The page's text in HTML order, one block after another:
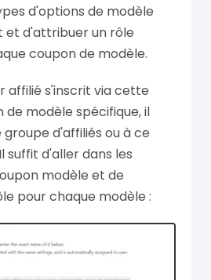
d'options de modèle
et d'attribuer un rôle
coupon de modèle.
affilié s'inscrit via cette
modèle spécifique, il
d'affiliés ou à ce
suffit d'aller dans les
modèle et de
pour chaque modèle :